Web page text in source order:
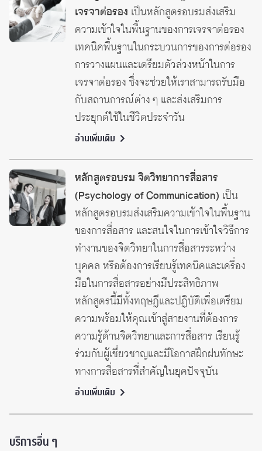
เจรจาต่อรอง เป็นหลักสูตรอบรมส่งเสริม
ความเข้าใจในพื้นฐานของการเจรจาต่อรอง
เทคนิคพื้นฐานในกระบวนการของการต่อรอง
การวางแผนและเตรียมตัวล่วงหน้าในการ
เจรจาต่อรอง ซึ่งจะช่วยให้เราสามารถรับมือ
กับสถานการณ์ต่าง ๆ และส่งเสริมการ
ประยุกต์ใช้ในชีวิตประจำวัน
อ่านเพิ่มเติม
หลักสูตรอบรม จิตวิทยาการสื่อสาร
(Psychology of Communication) เป็น
หลักสูตรอบรมส่งเสริมความเข้าใจในพื้นฐาน
ของการสื่อสาร และสนใจในการเข้าใจวิธีการ
ทำงานของจิตวิทยาในการสื่อสารระหว่าง
บุคคล หรือต้องการเรียนรู้เทคนิคและเครื่อง
มือในการสื่อสารอย่างมีประสิทธิภาพ
หลักสูตรนี้มีทั้งทฤษฎีและปฏิบัติเพื่อเตรียม
ความพร้อมให้คุณเข้าสู่สายงานที่ต้องการ
ความรู้ด้านจิตวิทยาและการสื่อสาร เรียนรู้
ร่วมกับผู้เชี่ยวชาญและมีโอกาสฝึกฝนทักษะ
ทางการสื่อสารที่สำคัญในยุคปัจจุบัน
อ่านเพิ่มเติม
บริการอื่น ๆ